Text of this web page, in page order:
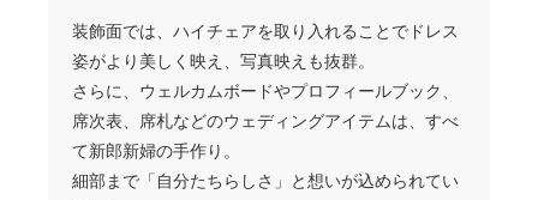
装飾面では、ハイチェアを取り入れることでドレス
姿がより美しく映え、写真映えも抜群。
さらに、ウェルカムボードやプロフィールブック、
席次表、席札などのウェディングアイテムは、すべ
て新郎新婦の手作り。
細部まで「自分たちらしさ」と想いが込められてい